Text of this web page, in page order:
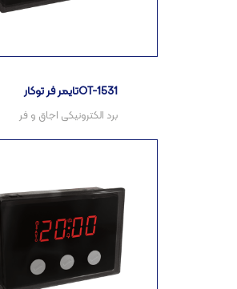
تایمر فر توکارOT-1531